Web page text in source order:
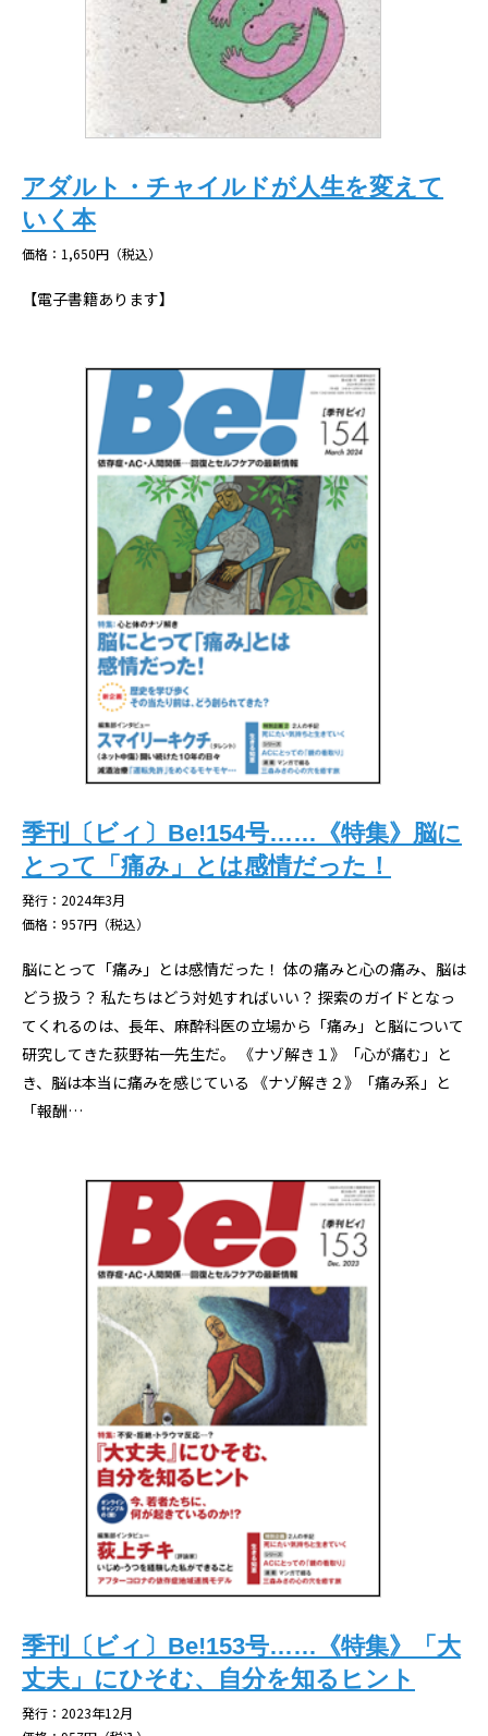
アダルト・チャイルドが人生を変えて
いく本
価格：1,650円（税込）
【電子書籍あります】
季刊〔ビィ〕Be!154号……《特集》脳に
とって「痛み」とは感情だった！
発行：2024年3月
価格：957円（税込）
脳にとって「痛み」とは感情だった！ 体の痛みと心の痛み、脳は
どう扱う？ 私たちはどう対処すればいい？ 探索のガイドとなっ
てくれるのは、長年、麻酔科医の立場から「痛み」と脳について
研究してきた荻野祐一先生だ。 《ナゾ解き１》「心が痛む」と
き、脳は本当に痛みを感じている 《ナゾ解き２》「痛み系」と
「報酬…
季刊〔ビィ〕Be!153号……《特集》「大
丈夫」にひそむ、自分を知るヒント
発行：2023年12月